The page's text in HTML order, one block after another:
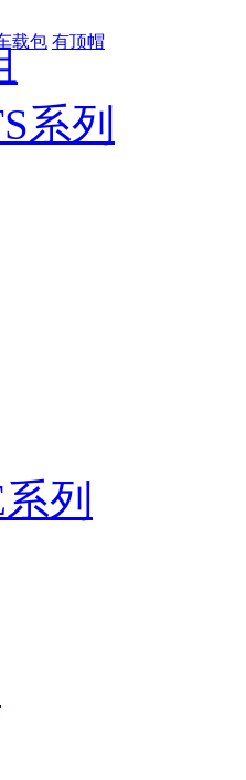
载包 有顶帽
系列
列